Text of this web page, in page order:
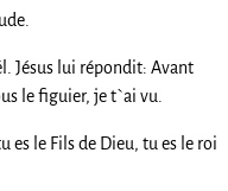
Jésus lui répondit: Avant
le figuier, je t`ai vu.
le Fils de Dieu, tu es le roi